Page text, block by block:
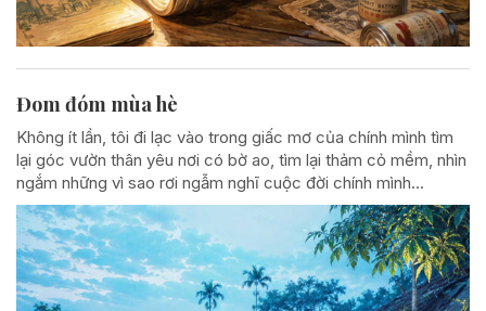
Đom đóm mùa hè
Không ít lần, tôi đi lạc vào trong giấc mơ của chính mình tìm
lại góc vườn thân yêu nơi có bờ ao, tìm lại thảm cỏ mềm, nhìn
ngắm những vì sao rơi ngẫm nghĩ cuộc đời chính mình...